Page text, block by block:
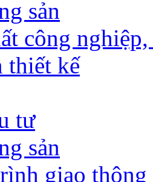
sản
công
thiết kế
tư
sản
giao thông